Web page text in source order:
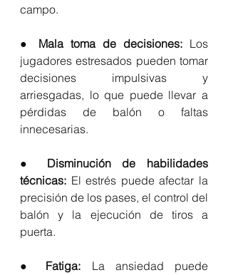
campo.
● Mala toma de decisiones: Los
jugadores estresados pueden tomar
decisiones impulsivas y
arriesgadas, lo que puede llevar a
pérdidas de balón o faltas
innecesarias.
● Disminución de habilidades
técnicas: El estrés puede afectar la
precisión de los pases, el control del
balón y la ejecución de tiros a
puerta.
● Fatiga: La ansiedad puede